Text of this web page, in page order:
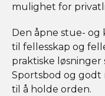
mulighet for
Den åpne stue- og
til fellesskap og
praktiske
Sportsbod og godt
til å holde orden.